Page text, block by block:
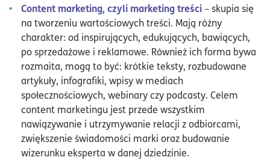
Content marketing, czyli marketing treści– skupia się
na tworzeniu wartościowych treści. Mają różny
charakter: od inspirujących, edukujących, bawiących,
po sprzedażowe i reklamowe. Również ich forma bywa
rozmaita, mogą to być: krótkie teksty, rozbudowane
artykuły, infografiki, wpisy w mediach
społecznościowych, webinary czy podcasty. Celem
content marketingu jest przede wszystkim
nawiązywanie i utrzymywanie relacji z odbiorcami,
zwiększenie świadomości marki oraz budowanie
wizerunku eksperta w danej dziedzinie.